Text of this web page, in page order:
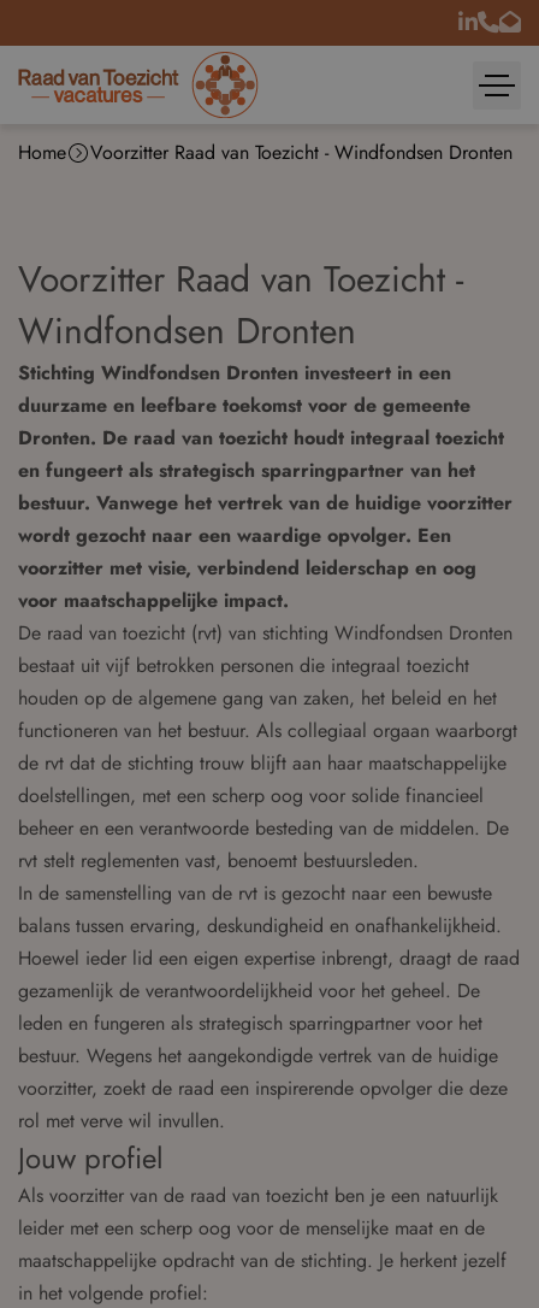
Home Voorzitter Raad van Toezicht - Windfondsen Dronten
Voorzitter Raad van Toezicht -
Windfondsen Dronten
Stichting Windfondsen Dronten investeert in een
duurzame en leefbare toekomst voor de gemeente
Dronten. De raad van toezicht houdt integraal toezicht
en fungeert als strategisch sparringpartner van het
bestuur. Vanwege het vertrek van de huidige voorzitter
wordt gezocht naar een waardige opvolger. Een
voorzitter met visie, verbindend leiderschap en oog
voor maatschappelijke impact.
De raad van toezicht (rvt) van stichting Windfondsen Dronten
bestaat uit vijf betrokken personen die integraal toezicht
houden op de algemene gang van zaken, het beleid en het
functioneren van het bestuur. Als collegiaal orgaan waarborgt
de rvt dat de stichting trouw blijft aan haar maatschappelijke
doelstellingen, met een scherp oog voor solide financieel
beheer en een verantwoorde besteding van de middelen. De
rvt stelt reglementen vast, benoemt bestuursleden.
In de samenstelling van de rvt is gezocht naar een bewuste
balans tussen ervaring, deskundigheid en onafhankelijkheid.
Hoewel ieder lid een eigen expertise inbrengt, draagt de raad
gezamenlijk de verantwoordelijkheid voor het geheel. De
leden en fungeren als strategisch sparringpartner voor het
bestuur. Wegens het aangekondigde vertrek van de huidige
voorzitter, zoekt de raad een inspirerende opvolger die deze
rol met verve wil invullen.
Jouw profiel
Als voorzitter van de raad van toezicht ben je een natuurlijk
leider met een scherp oog voor de menselijke maat en de
maatschappelijke opdracht van de stichting. Je herkent jezelf
in het volgende profiel: